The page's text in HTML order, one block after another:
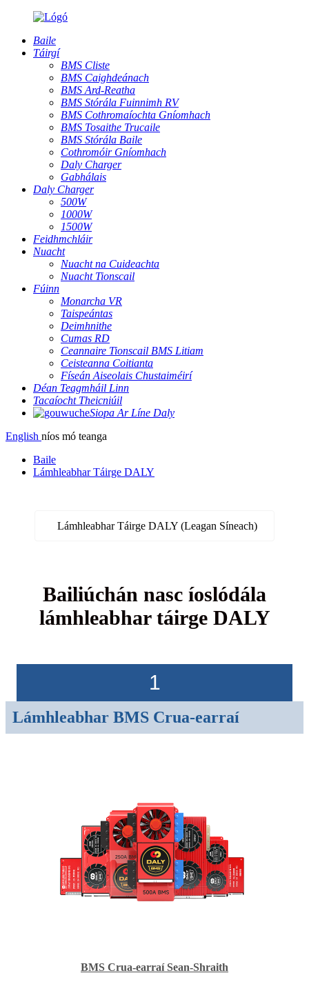
Baile
Táirgí
BMS Cliste
BMS Caighdeánach
BMS Ard-Reatha
BMS Stórála Fuinnimh RV
BMS Cothromaíochta Gníomhach
BMS Tosaithe Trucaile
BMS Stórála Baile
Cothromóir Gníomhach
Daly Charger
Gabhálais
Daly Charger
500W
1000W
1500W
Feidhmchláir
Nuacht
Nuacht na Cuideachta
Nuacht Tionscail
Fúinn
Monarcha VR
Taispeántas
Deimhnithe
Cumas RD
Ceannaire Tionscail BMS Litiam
Ceisteanna Coitianta
Físeán Aiseolais Chustaiméirí
Déan Teagmháil Linn
Tacaíocht Theicniúil
Siopa Ar Líne Daly
English níos mó teanga
Baile
Lámhleabhar Táirge DALY
Lámhleabhar Táirge DALY (Leagan Síneach)
Bailiúchán nasc íoslódála
lámhleabhar táirge DALY
1
Lámhleabhar BMS Crua-earraí
BMS Crua-earraí Sean-Shraith